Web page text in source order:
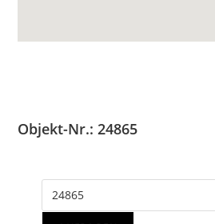
Objekt-Nr.: 24865